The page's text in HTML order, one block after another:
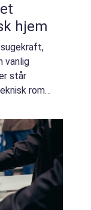
hjem
vanlig
står
rom,